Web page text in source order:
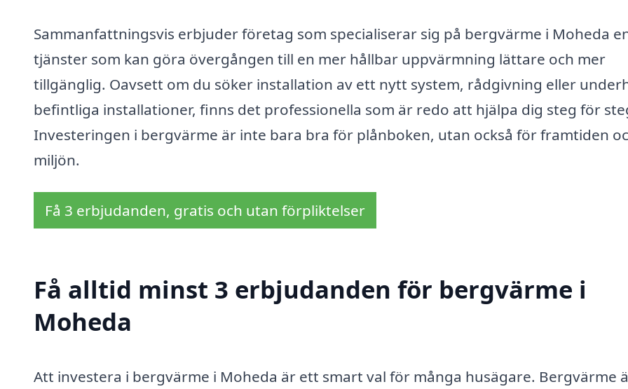
Sammanfattningsvis erbjuder företag som specialiserar sig på bergvärme i Moheda
tjänster som kan göra övergången till en mer hållbar uppvärmning lättare och mer
tillgänglig. Oavsett om du söker installation av ett nytt system, rådgivning eller
befintliga installationer, finns det professionella som är redo att hjälpa dig steg för
Investeringen i bergvärme är inte bara bra för plånboken, utan också för framtiden
miljön.
Få 3 erbjudanden, gratis och utan förpliktelser
Få alltid minst 3 erbjudanden för bergvärme i
Moheda
Att investera i bergvärme i Moheda är ett smart val för många husägare. Bergvärme